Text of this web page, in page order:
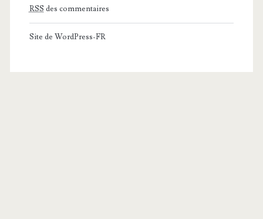
RSS des commentaires
Site de WordPress-FR